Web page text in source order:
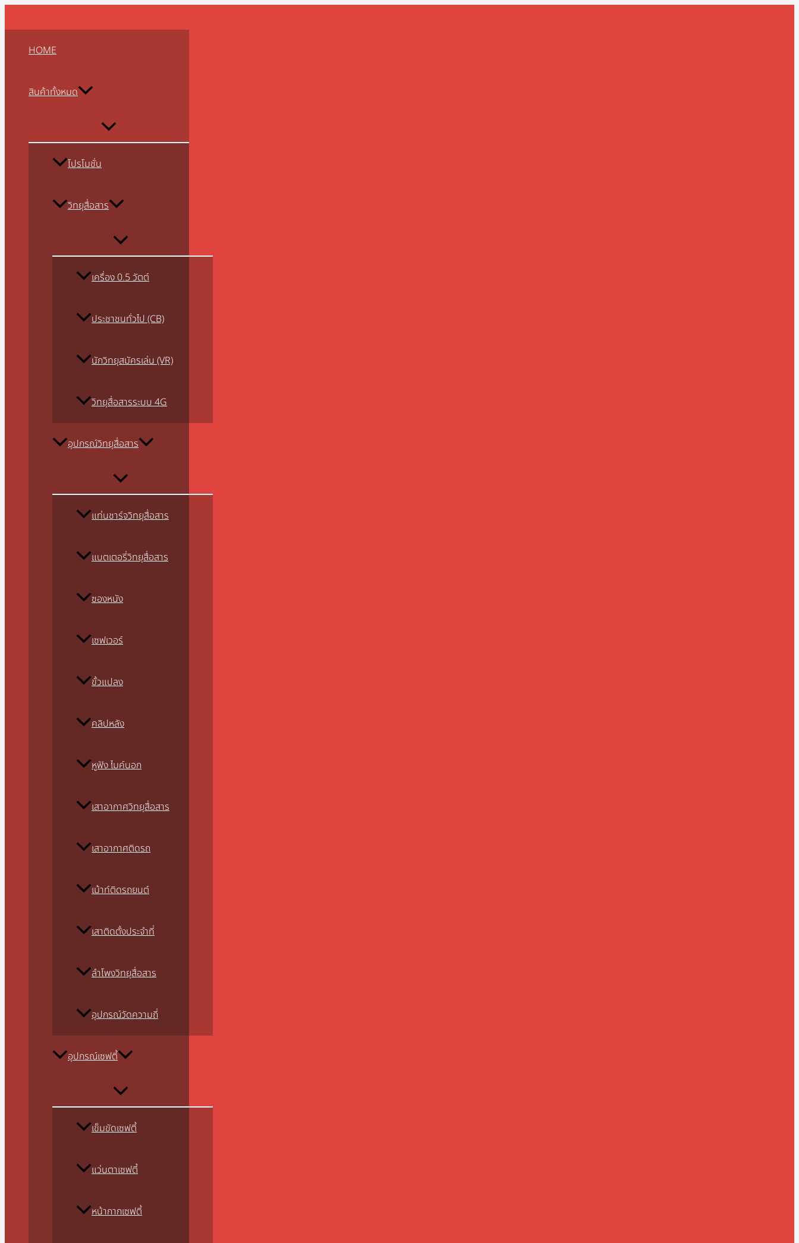
Skip
HOME
สินค้าทั้งหมด
MENU
โปรโมชั่น
วิทยุสื่อสาร
MENU
เครื่อง 0.5 วัตต์
ประชาชนทั่วไป (CB)
นักวิทยุสมัครเล่น (VR)
วิทยุสื่อสารระบบ 4G
อุปกรณ์วิทยุสื่อสาร
MENU
แท่นชาร์จวิทยุสื่อสาร
แบตเตอรี่วิทยุสื่อสาร
ซองหนัง
เซฟเวอร์
ขั้วแปลง
คลิปหลัง
หูฟัง ไมค์นอก
เสาอากาศวิทยุสื่อสาร
เสาอากาศติดรถ
เม้าท์ติดรถยนต์
เสาติดตั้งประจำที่
ลำโพงวิทยุสื่อสาร
อุปกรณ์วัดความถี่
อุปกรณ์เซฟตี้
MENU
เข็มขัดเซฟตี้
แว่นตาเซฟตี้
หน้ากากเซฟตี้
MENU
MENU
MENU
MENU
MENU